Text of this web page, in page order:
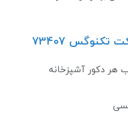
تکنوگس 73407
دکور آشپزخانه